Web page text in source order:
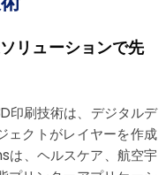
リューションで先
印刷技術は、デジタルデ
ェクトがレイヤーを作成
は、ヘルスケア、航空宇